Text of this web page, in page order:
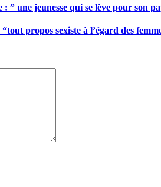
” une jeunesse qui se lève pour son
propos sexiste à l’égard des